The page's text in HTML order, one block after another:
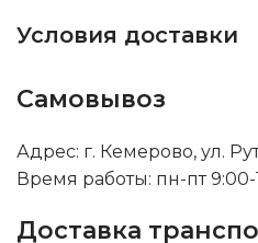
Условия доставки
Самовывоз
Адрес: г. Кемерово, ул.
Время работы: пн-пт 9:00-
Доставка